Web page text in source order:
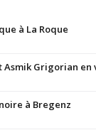
à La Roque
Asmik Grigorian
à Bregenz